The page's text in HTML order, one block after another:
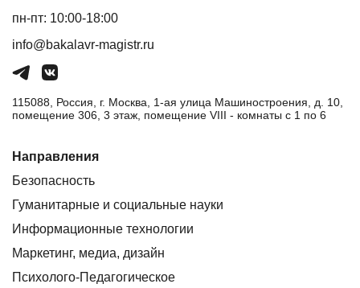
пн-пт: 10:00-18:00
info@bakalavr-magistr.ru
115088, Россия, г. Москва, 1-ая улица Машиностроения, д. 10,
помещение 306, 3 этаж, помещение VIII - комнаты с 1 по 6
Направления
Безопасность
Гуманитарные и социальные науки
Информационные технологии
Маркетинг, медиа, дизайн
Психолого-Педагогическое